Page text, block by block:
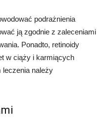
podrażnienia
ją zgodnie z zaleceniami
Ponadto, retinoidy
w ciąży i karmiących
leczenia należy